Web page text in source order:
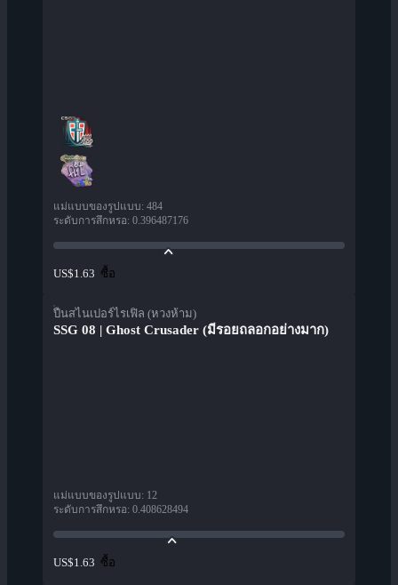
แม่แบบของรูปแบบ: 484
ระดับการสึกหรอ: 0.396487176
US$1.63 ซื้อ
ปืนสไนเปอร์ไรเฟิล (หวงห้าม)
SSG 08 | Ghost Crusader (มีรอยถลอกอย่างมาก)
แม่แบบของรูปแบบ: 12
ระดับการสึกหรอ: 0.408628494
US$1.63 ซื้อ